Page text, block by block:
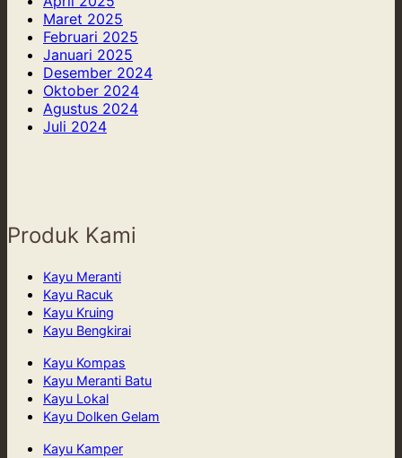
Maret 2025
Februari 2025
Januari 2025
Desember 2024
Oktober 2024
Agustus 2024
Juli 2024
Produk Kami
Kayu Meranti
Kayu Racuk
Kayu Kruing
Kayu Bengkirai
Kayu Kompas
Kayu Meranti Batu
Kayu Lokal
Kayu Dolken Gelam
Kayu Kamper